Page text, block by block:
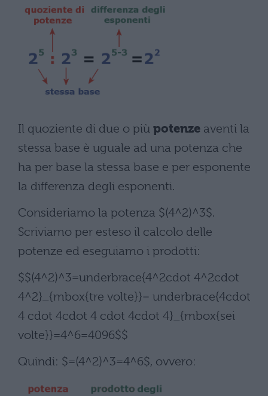
Il quoziente di due o più potenze aventi la
stessa base è uguale ad una potenza che
ha per base la stessa base e per esponente
la differenza degli esponenti.
Consideriamo la potenza $(4^2)^3$.
Scriviamo per esteso il calcolo delle
potenze ed eseguiamo i prodotti:
$$(4^2)^3=underbrace{4^2cdot 4^2cdot
4^2}_{mbox{tre volte}}= underbrace{4cdot
4 cdot 4cdot 4 cdot 4cdot 4}_{mbox{sei
volte}}=4^6=4096$$
Quindi: $=(4^2)^3=4^6$, ovvero: